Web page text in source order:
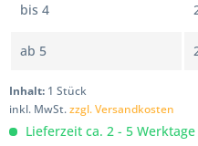
bis 4
ab 5
Inhalt: 1 Stück
inkl. MwSt.zzgl. Versandkosten
Lieferzeit ca. 2 - 5 Werktage